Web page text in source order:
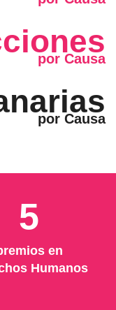
5
en
Humanos